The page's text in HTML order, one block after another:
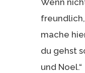
mache
du gehst
und Noel.“